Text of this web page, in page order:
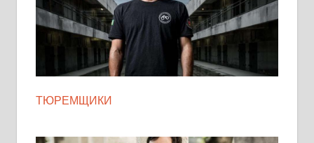
ТЮРЕМЩИКИ